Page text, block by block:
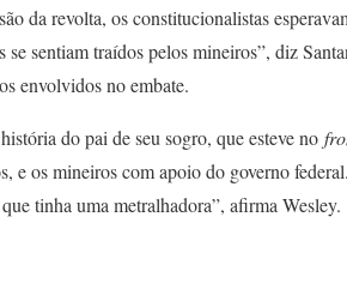
da revolta, os constitucionalistas
sentiam traídos pelos mineiros”, diz
envolvidos no embate.
do pai de seu sogro, que esteve no
e os mineiros com apoio do governo
tinha uma metralhadora”, afirma Wesley.